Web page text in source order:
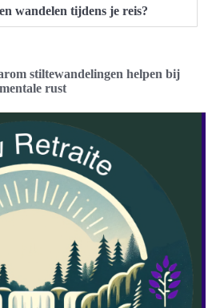
wandelen tijdens je reis?
stiltewandelingen helpen bij
mentale rust